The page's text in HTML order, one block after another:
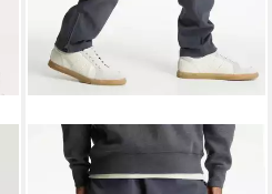
CHASIN'
Cargohose RIFT FLOW -
Herren Hose - stylische